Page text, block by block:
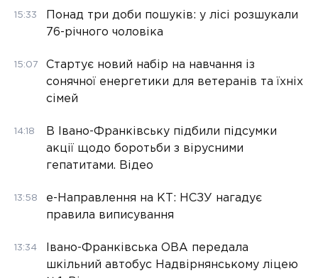
15:33
Понад три доби пошуків: у лісі розшукали
76-річного чоловіка
15:07
Стартує новий набір на навчання із
сонячної енергетики для ветеранів та їхніх
сімей
14:18
В Івано-Франківську підбили підсумки
акції щодо боротьби з вірусними
гепатитами. Відео
13:58
е-Направлення на КТ: НСЗУ нагадує
правила виписування
13:34
Івано-Франківська ОВА передала
шкільний автобус Надвірнянському ліцею